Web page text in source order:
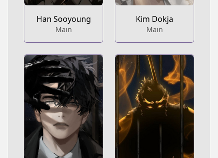
Han Sooyoung
Main
Kim Dokja
Main